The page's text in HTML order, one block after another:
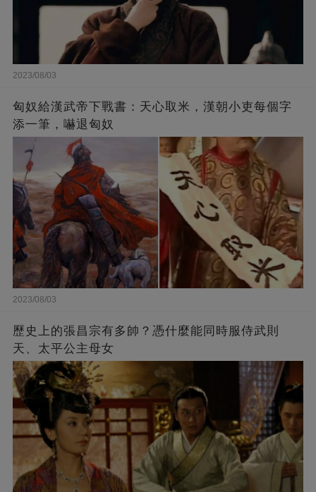
2023/08/03
匈奴給漢武帝下戰書：天心取米，漢朝小吏每個字
添一筆，嚇退匈奴
2023/08/03
歷史上的張昌宗有多帥？憑什麼能同時服侍武則
天、太平公主母女